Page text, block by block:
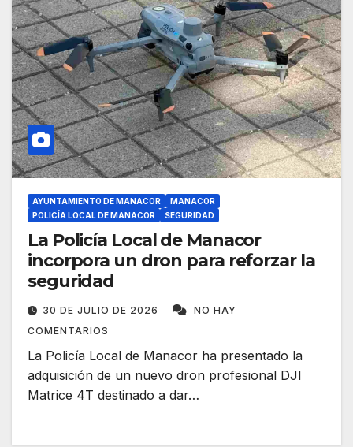
AYUNTAMIENTO DE MANACOR
MANACOR
POLICÍA LOCAL DE MANACOR
SEGURIDAD
La Policía Local de Manacor
incorpora un dron para reforzar la
seguridad
30 DE JULIO DE 2026
NO HAY
COMENTARIOS
La Policía Local de Manacor ha presentado la
adquisición de un nuevo dron profesional DJI
Matrice 4T destinado a dar…